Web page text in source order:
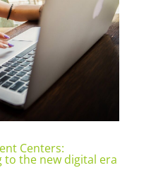
Centers:
to the new digital era